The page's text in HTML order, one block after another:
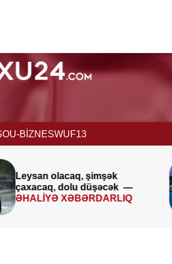
BİZNESWUF13
Avqustun 8-9-u ilə bağlı
XƏBƏRDARLIQ